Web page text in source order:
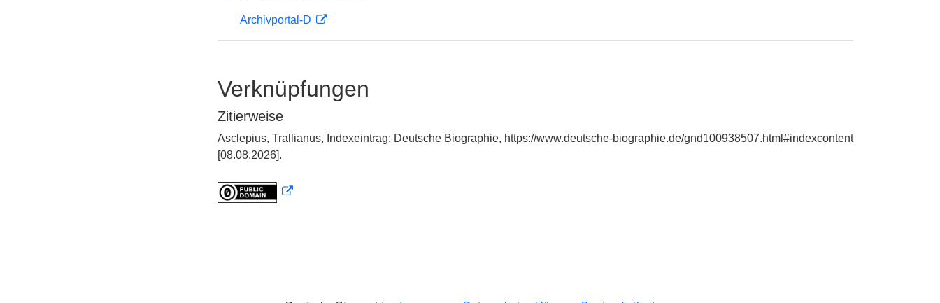
Archivportal-D
Verknüpfungen
Zitierweise
Asclepius, Trallianus, Indexeintrag: Deutsche Biographie, https://www.deutsche-biographie.de/gnd100938507.html#indexcontent
[08.08.2026].